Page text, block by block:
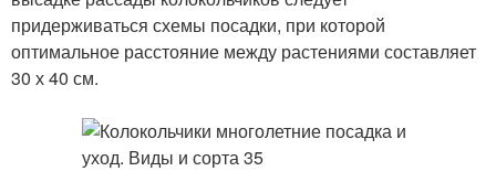
придерживаться схемы посадки, при которой
оптимальное расстояние между растениями составляет
30 х 40 см.